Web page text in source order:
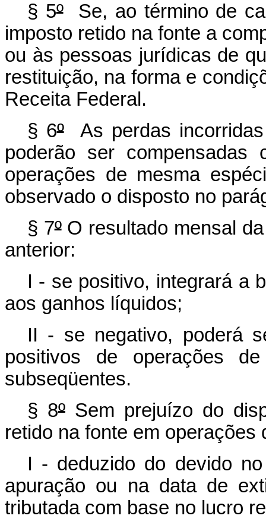
§ 5ºSe, ao término de
imposto retido na fonte a
ou às pessoas jurídicas de
restituição, na forma e
Receita Federal.
§ 6ºAs perdas
poderão ser compensadas
operações de mesma
observado o disposto no
§ 7ºO resultado mensal
anterior:
I - se positivo, integrará a
aos ganhos líquidos;
II - se negativo, poderá
positivos de operações de
subseqüentes.
§ 8ºSem prejuízo do
retido na fonte em operações
I - deduzido do devido
apuração ou na data de
tributada com base no lucro